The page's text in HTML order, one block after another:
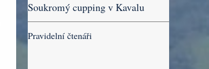
Soukromý cupping v Kavalu
Pravidelní čtenáři